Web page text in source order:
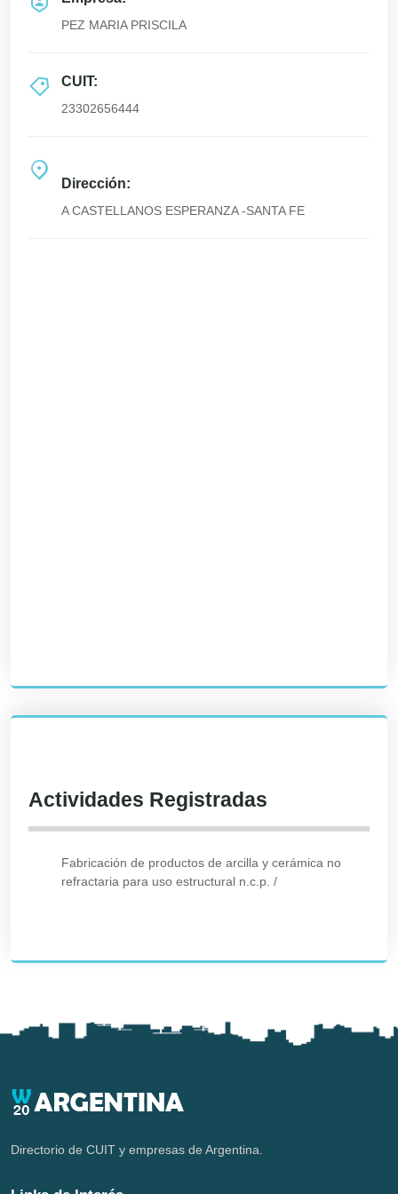
PEZ MARIA PRISCILA
CUIT:
23302656444
Dirección:
A CASTELLANOS ESPERANZA -SANTA FE
Actividades Registradas
Fabricación de productos de arcilla y cerámica no
refractaria para uso estructural n.c.p. /
Directorio de CUIT y empresas de Argentina.